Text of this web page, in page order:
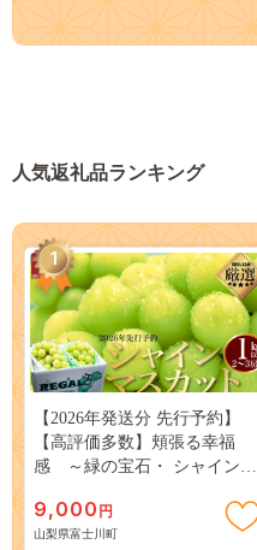
人気返礼品ランキング
1
【2026年発送分 先行予約】
【高評価多数】頬張る幸福
感 ～緑の宝石・ シャインマ
３房） フルーツ 山梨県産 果
物 くだもの シャイン マスカ
9,000 円
山梨県富士川町